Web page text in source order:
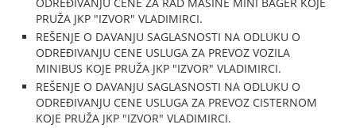
PRUŽA JKP "IZVOR" VLADIMIRCI.
REŠENJE O DAVANJU SAGLASNOSTI NA ODLUKU O
ODREĐIVANJU CENE USLUGA ZA PREVOZ VOZILA
MINIBUS KOJE PRUŽA JKP "IZVOR" VLADIMIRCI.
REŠENJE O DAVANJU SAGLASNOSTI NA ODLUKU O
ODREĐIVANJU CENE USLUGA ZA PREVOZ CISTERNOM
KOJE PRUŽA JKP "IZVOR" VLADIMIRCI.